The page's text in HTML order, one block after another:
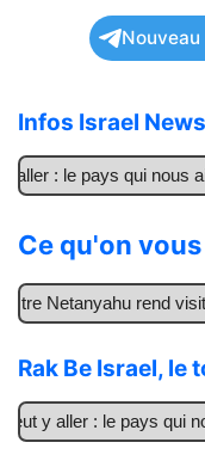
Infos Israel
: le pays qui nous
Ce qu'on
Netanyahu rend visite
Rak Be Israel, le
y aller : le pays qui